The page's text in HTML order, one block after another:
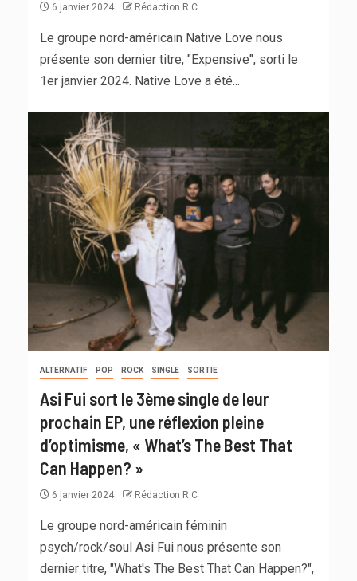
6 janvier 2024 Rédaction R C
Le groupe nord-américain Native Love nous
présente son dernier titre, "Expensive", sorti le
1er janvier 2024. Native Love a été...
ALTERNATIF POP ROCK SINGLE SORTIE
Asi Fui sort le 3ème single de leur
prochain EP, une réflexion pleine
d’optimisme, « What’s The Best That
Can Happen? »
6 janvier 2024 Rédaction R C
Le groupe nord-américain féminin
psych/rock/soul Asi Fui nous présente son
dernier titre, "What's The Best That Can Happen?",